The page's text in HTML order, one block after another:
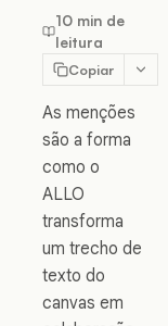
10 min de
leitura
Copiar
As menções
são a forma
como o
ALLO
transforma
um trecho de
texto do
canvas em